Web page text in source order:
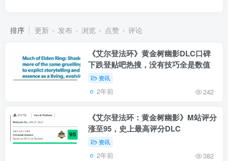
排序 更新 发布 浏览 点赞 评论
《艾尔登法环》黄金树幽影DLC口碑
下跌登贴吧热搜，没有技巧全是数值
资讯
2年前 242
《艾尔登法环：黄金树幽影》M站评分
涨至95，史上最高评分DLC
资讯
2年前 382